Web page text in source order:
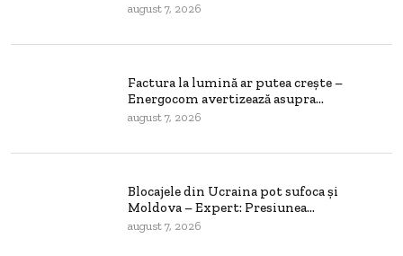
august 7, 2026
Factura la lumină ar putea crește –
Energocom avertizează asupra...
august 7, 2026
Blocajele din Ucraina pot sufoca și
Moldova – Expert: Presiunea...
august 7, 2026